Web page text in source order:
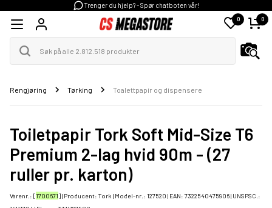
Trenger du hjelp? - Spør chatboten vår!
0 0
Rengjøring Tørking Toalettpapir og dispensere
Toiletpapir Tork Soft Mid-Size T6
Premium 2-lag hvid 90m - (27
ruller pr. karton)
Varenr.: [1700671] | Producent: Tork | Model-nr.: 127520 | EAN: 7322540475906| UNSPSC.: